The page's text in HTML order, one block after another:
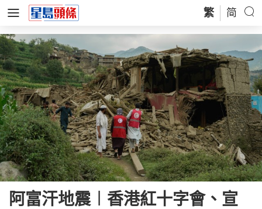
繁 简
阿富汗地震︱香港紅十字會、宣